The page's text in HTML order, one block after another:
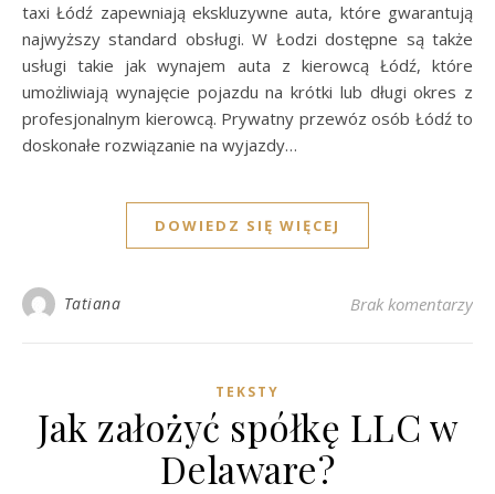
taxi Łódź zapewniają ekskluzywne auta, które gwarantują
najwyższy standard obsługi. W Łodzi dostępne są także
usługi takie jak wynajem auta z kierowcą Łódź, które
umożliwiają wynajęcie pojazdu na krótki lub długi okres z
profesjonalnym kierowcą. Prywatny przewóz osób Łódź to
doskonałe rozwiązanie na wyjazdy…
DOWIEDZ SIĘ WIĘCEJ
Tatiana Brak komentarzy
TEKSTY
Jak założyć spółkę LLC w
Delaware?